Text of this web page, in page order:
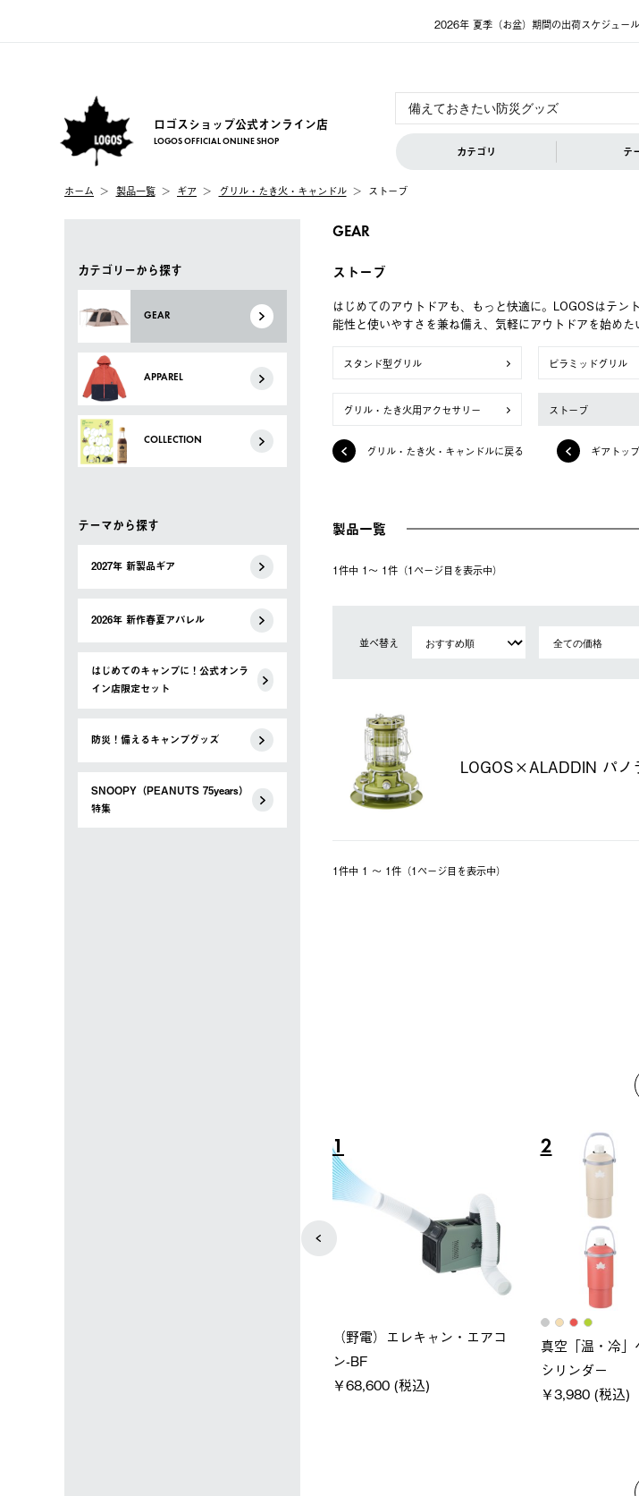
2026年 夏季（お盆）期間の出荷スケジュー
ロゴスショップ公式オンライン店
LOGOS OFFICIAL ONLINE SHOP
カテゴリ テ
ホーム 製品一覧 ギア グリル・たき火・キャンドル ストーブ
カテゴリーから探す
GEAR
APPAREL
COLLECTION
テーマから探す
2027年 新製品ギア
2026年 新作春夏アパレル
はじめてのキャンプに！公式オンラ
イン店限定セット
防災！備えるキャンプグッズ
SNOOPY（PEANUTS 75years）
特集
GEAR
ストーブ
はじめてのアウトドアも、もっと快適に。LOGOSはテ
能性と使いやすさを兼ね備え、気軽にアウトドアを始めた
スタンド型グリル ピラミッドグリル
グリル・たき火用アクセサリー ストーブ
グリル・たき火・キャンドルに戻る ギアトッ
製品一覧
1件中 1〜 1件（1ページ⽬を表⽰中）
並べ替え
LOGOS×ALADDIN パノ
1件中 1 〜 1件（1ページ⽬を表⽰中）
5
ソーラーブロック 風抜きQセ
ットタープ 250-BG
￥21,800 (税込)
6
ソーラーブロッ
ットタープ 200-
￥18,800 (税込)